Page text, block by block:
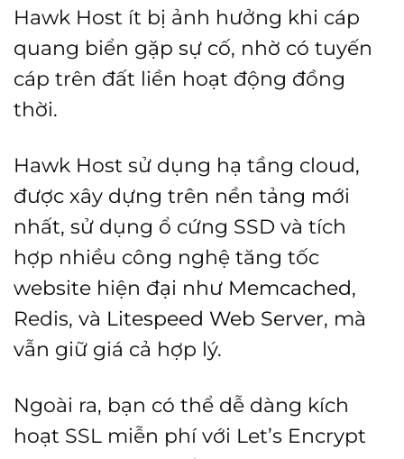
Hawk Host ít bị ảnh hưởng khi cáp
quang biển gặp sự cố, nhờ có tuyến
cáp trên đất liền hoạt động đồng
thời.
Hawk Host sử dụng hạ tầng cloud,
được xây dựng trên nền tảng mới
nhất, sử dụng ổ cứng SSD và tích
hợp nhiều công nghệ tăng tốc
website hiện đại như Memcached,
Redis, và Litespeed Web Server, mà
vẫn giữ giá cả hợp lý.
Ngoài ra, bạn có thể dễ dàng kích
hoạt SSL miễn phí với Let’s Encrypt